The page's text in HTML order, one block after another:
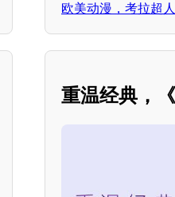
欧美动漫，考拉超
重温经典，